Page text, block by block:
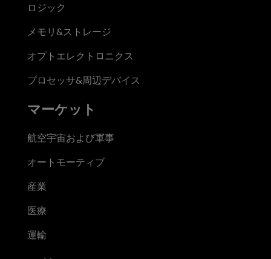
ロジック
メモリ&ストレージ
オプトエレクトロニクス
プロセッサ&周辺デバイス
マーケット
航空宇宙および軍事
オートモーティブ
産業
医療
運輸